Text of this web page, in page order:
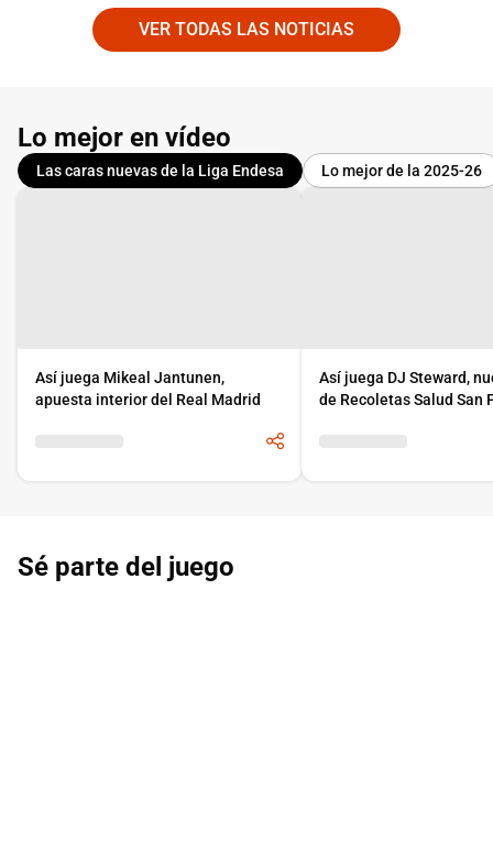
VER TODAS LAS NOTICIAS
Lo mejor en vídeo
Las caras nuevas de la Liga Endesa Lo mejor de la 2025-26
Así juega Mikeal Jantunen,
apuesta interior del Real Madrid
Así juega DJ Steward,
de Recoletas Salud San
Sé parte del juego